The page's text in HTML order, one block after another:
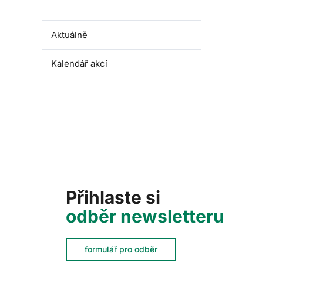
Aktuálně
Kalendář akcí
Přihlaste si
odběr newsletteru
formulář pro odběr